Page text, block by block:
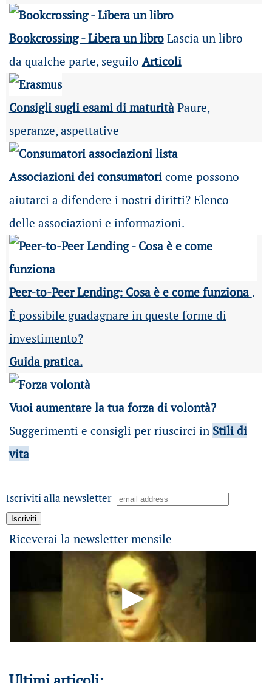
Bookcrossing - Libera un libroLascia un libro
da qualche parte, seguilo Articoli
Consigli sugli esami di maturità Paure,
speranze, aspettative
Associazioni dei consumatoricome possono
aiutarci a difendere i nostri diritti? Elenco
delle associazioni e informazioni.
Peer-to-Peer Lending: Cosa è e come funziona .
È possibile guadagnare in queste forme di
investimento?
Guida pratica.
Vuoi aumentare la tua forza di volontà?
Suggerimenti e consigli per riuscirci in Stili di
vita
Iscriviti alla newsletter
Riceverai la newsletter mensile